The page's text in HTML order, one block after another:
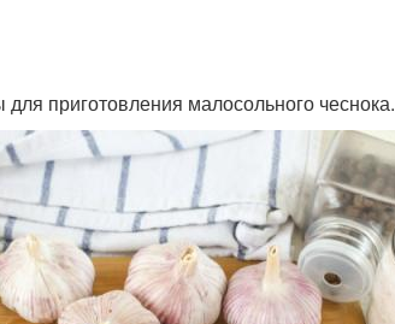
приготовления малосольного чеснока.